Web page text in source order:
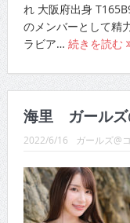
のメンバーとして精
ラビア… 続きを読む
海里 ガールズ